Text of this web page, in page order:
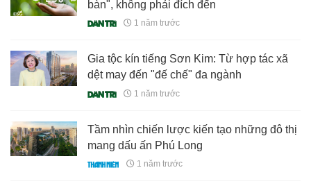
bàn", không phải đích đến
1 năm trước
Gia tộc kín tiếng Sơn Kim: Từ hợp tác xã
dệt may đến "đế chế" đa ngành
1 năm trước
Tầm nhìn chiến lược kiến tạo những đô thị
mang dấu ấn Phú Long
1 năm trước